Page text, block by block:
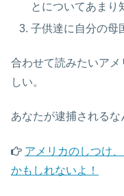
とについてあまり
子供達に自分の母
合わせて読みたいアメ
しい。
あなたが逮捕される
アメリカのしつけ
かもしれないよ！